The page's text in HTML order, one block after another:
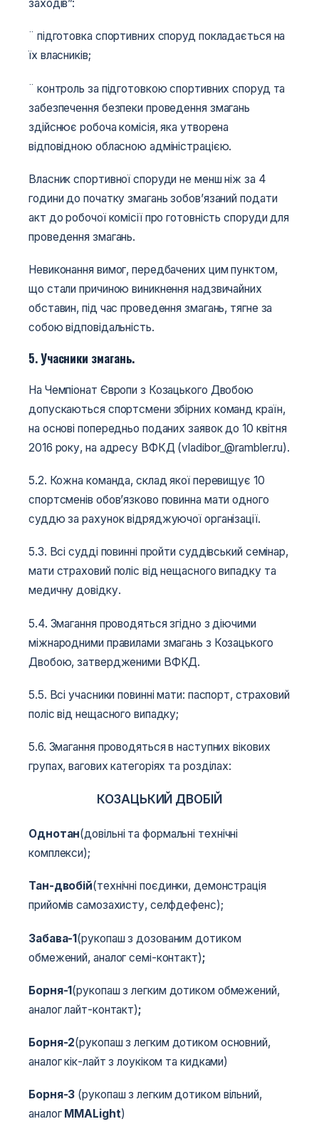
заходів”:
¨ підготовка спортивних споруд покладається на
їх власників;
¨ контроль за підготовкою спортивних споруд та
забезпечення безпеки проведення змагань
здійснює робоча комісія, яка утворена
відповідною обласною адміністрацією.
Власник спортивної споруди не менш ніж за 4
години до початку змагань зобов’язаний подати
акт до робочої комісії про готовність споруди для
проведення змагань.
Невиконання вимог, передбачених цим пунктом,
що стали причиною виникнення надзвичайних
обставин, під час проведення змагань, тягне за
собою відповідальність.
5. Учасники змагань.
На Чемпіонат Європи з Козацького Двобою
допускаються спортсмени збірних команд країн,
на основі попередньо поданих заявок до 10 квітня
2016 року, на адресу ВФКД (vladibor_@rambler.ru).
5.2. Кожна команда, склад якої перевищує 10
спортсменів обов’язково повинна мати одного
суддю за рахунок відряджуючої організації.
5.3. Всі судді повинні пройти суддівський семінар,
мати страховий поліс від нещасного випадку та
медичну довідку.
5.4. Змагання проводяться згідно з діючими
міжнародними правилами змагань з Козацького
Двобою, затвердженими ВФКД.
5.5. Всі учасники повинні мати: паспорт, страховий
поліс від нещасного випадку;
5.6. Змагання проводяться в наступних вікових
групах, вагових категоріях та розділах:
КОЗАЦЬКИЙ ДВОБІЙ
Однотан(довільні та формальні технічні
комплекси);
Тан-двобій(технічні поєдинки, демонстрація
прийомів самозахисту, селфдефенс);
Забава-1(рукопаш з дозованим дотиком
обмежений, аналог семі-контакт);
Борня-1(рукопаш з легким дотиком обмежений,
аналог лайт-контакт);
Борня-2(рукопаш з легким дотиком основний,
аналог кік-лайт з лоукіком та кидками)
Борня-3 (рукопаш з легким дотиком вільний,
аналог MMALight)